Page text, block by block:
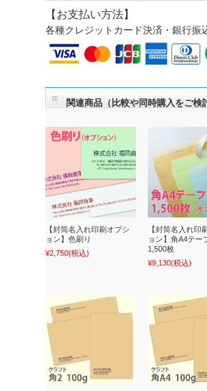
【お支払い方法】
各種クレジットカード決済・銀行振
関連商品（比較や同時購入をご検
【封筒名入れ印刷オプシ
ョン】色刷り
¥2,750(税込)
【封筒名入れ印
ョン】角A4テー
1,500枚
¥9,130(税込)